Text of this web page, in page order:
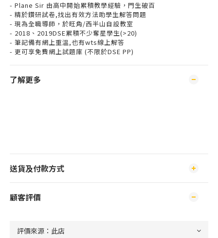
- Plane Sir 由高中開始累積教學經驗，門生破百
- 精於鑽研試卷,找出有效方法助學生解答問題
- 現為全職導師，於旺角/西半山自設教室
- 2018、2019DSE累積不少奪星學生(>20)
- 筆記備有網上重溫,也有wts線上解答
- 更可享免費網上試題庫 (不限於DSE PP)
了解更多
送貨及付款方式
顧客評價